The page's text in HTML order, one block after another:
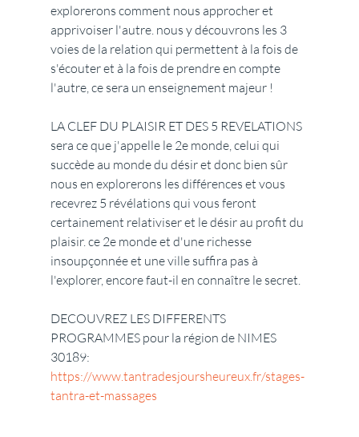
explorerons comment nous approcher et
apprivoiser l'autre. nous y découvrons les 3
voies de la relation qui permettent à la fois de
s'écouter et à la fois de prendre en compte
l'autre, ce sera un enseignement majeur !
LA CLEF DU PLAISIR ET DES 5 REVELATIONS
sera ce que j'appelle le 2e monde, celui qui
succède au monde du désir et donc bien sûr
nous en explorerons les différences et vous
recevrez 5 révélations qui vous feront
certainement relativiser et le désir au profit du
plaisir. ce 2e monde et d'une richesse
insoupçonnée et une ville suffira pas à
l'explorer, encore faut-il en connaître le secret.
DECOUVREZ LES DIFFERENTS
PROGRAMMES pour la région de NIMES
30189:
https://www.tantradesjoursheureux.fr/stages-
tantra-et-massages